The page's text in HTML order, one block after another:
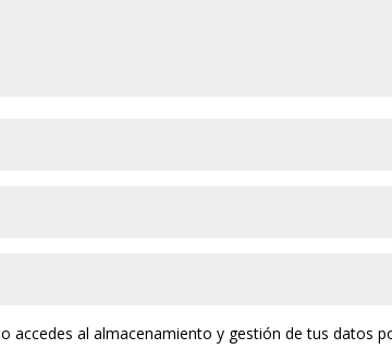
accedes al almacenamiento y gestión de tus datos